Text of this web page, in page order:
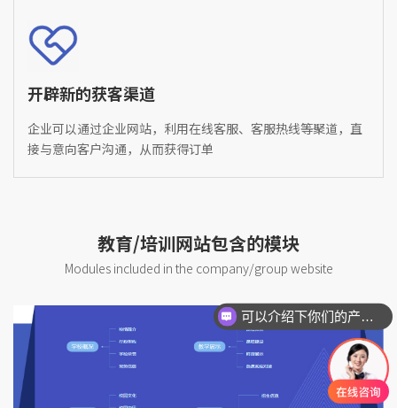
开辟新的获客渠道
企业可以通过企业网站，利用在线客服、客服热线等聚道，直
接与意向客户沟通，从而获得订单
教育/培训网站包含的模块
Modules included in the company/group website
可以介绍下你们的产品么